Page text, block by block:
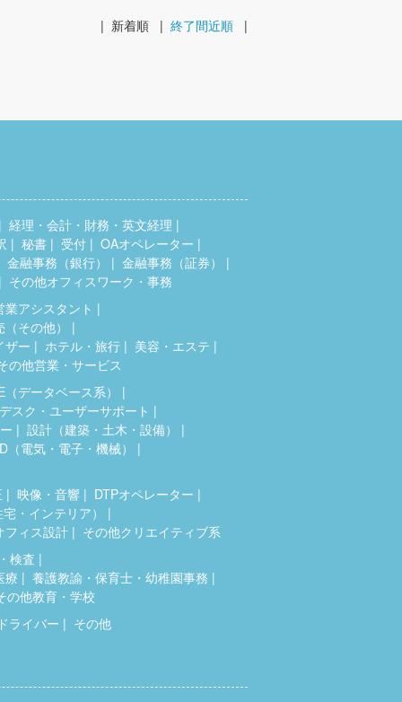
| 新着順 | 終了間近順 |
経理・会計・財務・英文経理
秘書 受付
OAオペレーター
金融事務（銀行）
金融事務（証券）
その他オフィスワーク・事務
業アシスタント
その他）
ザー
ホテル・旅行
美容・エステ
の他営業・サービス
（データベース系）
スク・ユーザーサポート
設計（建築・土木・設備）
（電気・電子・機械）
映像・音響
DTPオペレーター
・インテリア）
フィス設計
その他クリエイティブ系
検査
療
養護教諭・保育士・幼稚園事務
の他教育・学校
ライバー
その他